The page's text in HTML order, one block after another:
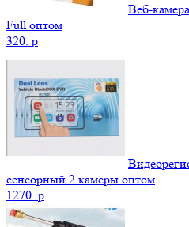
Веб-
Full оптом
320. p
сенсорный 2 камеры оптом
1270. p